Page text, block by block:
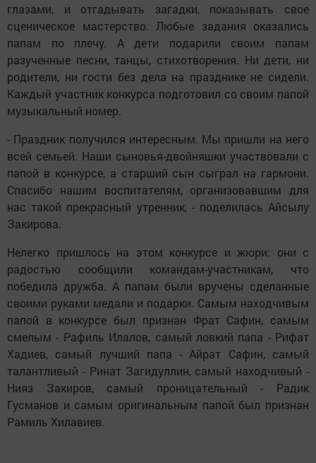
глазами, и отгадывать загадки, показывать свое
сценическое мастерство. Любые задания оказались
папам по плечу. А дети подарили своим папам
разученные песни, танцы, стихотворения. Ни дети, ни
родители, ни гости без дела на празднике не сидели.
Каждый участник конкурса подготовил со своим папой
музыкальный номер.
- Праздник получился интересным. Мы пришли на него
всей семьей. Наши сыновья-двойняшки участвовали с
папой в конкурсе, а старший сын сыграл на гармони.
Спасибо нашим воспитателям, организовавшим для
нас такой прекрасный утренник, - поделилась Айсылу
Закирова.
Нелегко пришлось на этом конкурсе и жюри: они с
радостью сообщили командам-участникам, что
победила дружба. А папам были вручены сделанные
своими руками медали и подарки. Самым находчивым
папой в конкурсе был признан Фрат Сафин, самым
смелым - Рафиль Илалов, самый ловкий папа - Рифат
Хадиев, самый лучший папа - Айрат Сафин, самый
талантливый - Ринат Загидуллин, самый находчивый -
Нияз Закиров, самый проницательный - Радик
Гусманов и самым оригинальным папой был признан
Рамиль Хилавиев.